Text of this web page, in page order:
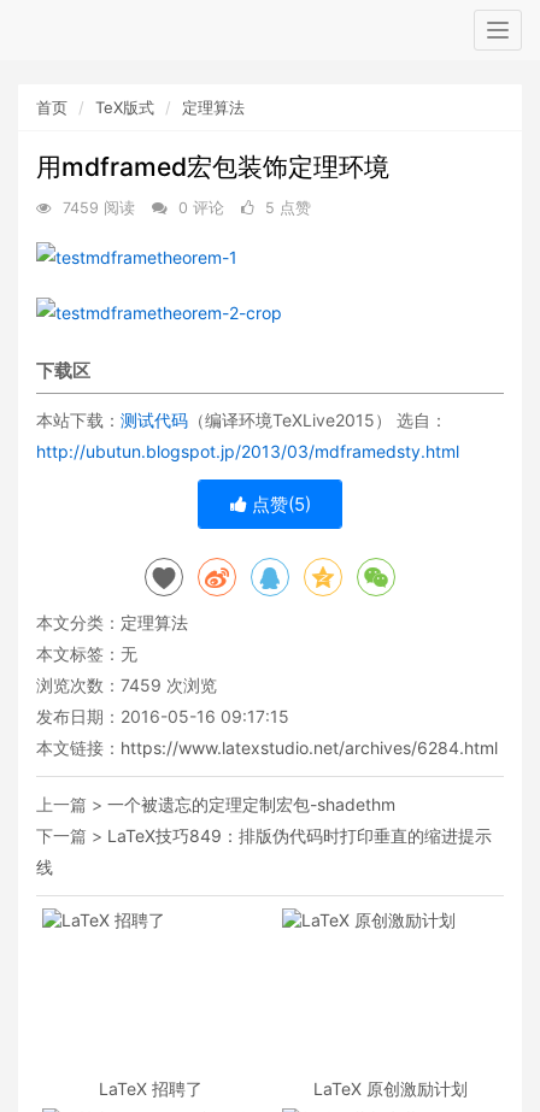
首页 TeX版式 定理算法
用mdframed宏包装饰定理环境
7459 阅读 0 评论 5 点赞
下载区
本站下载： 测试代码 （编译环境TeXLive2015） 选自：
http://ubutun.blogspot.jp/2013/03/mdframedsty.html
点赞(5)
本文分类： 定理算法
本文标签：无
浏览次数： 7459 次浏览
发布日期：2016-05-16 09:17:15
本文链接： https://www.latexstudio.net/archives/6284.html
上一篇 > 一个被遗忘的定理定制宏包-shadethm
下一篇 > LaTeX技巧849：排版伪代码时打印垂直的缩进提示
线
LaTeX 招聘了 LaTeX 原创激励计划